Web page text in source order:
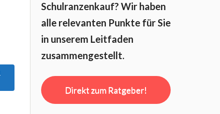
Schulranzenkauf? Wir haben
alle relevanten Punkte für Sie
in unserem Leitfaden
zusammengestellt.
Direkt zum Ratgeber!